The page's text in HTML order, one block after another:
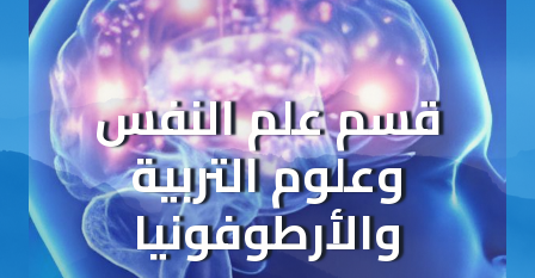
قسم علم النفس
وعلوم التربية
والأرطوفونيا